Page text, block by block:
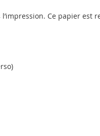
Ce papier